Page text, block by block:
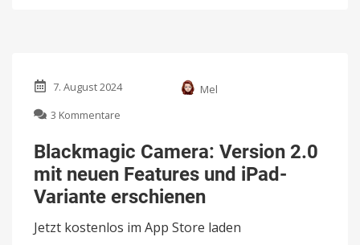
7. August 2024
Mel
3 Kommentare
Camera:
Version
2.0
mit
neuen
Features
und
Blackmagic Camera: Version 2.0
mit neuen Features und iPad-
Variante erschienen
Jetzt kostenlos im App Store laden